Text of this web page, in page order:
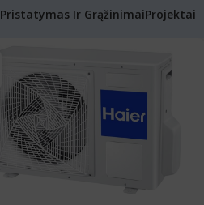
Pristatymas Ir GrąžinimaiProjektai